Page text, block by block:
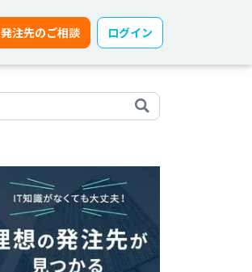
発注先のご相談 ログイン